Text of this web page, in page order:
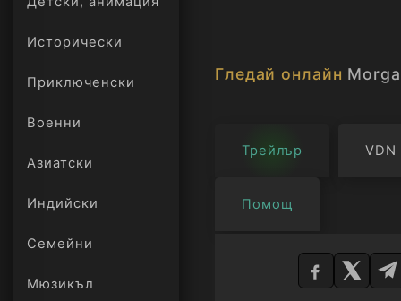
Исторически
Приключенски
Военни
Азиатски
Индийски
Семейни
Мюзикъл
създателите си.
случва, когато
Гледай онлайн
Трейлър VDN
Помощ